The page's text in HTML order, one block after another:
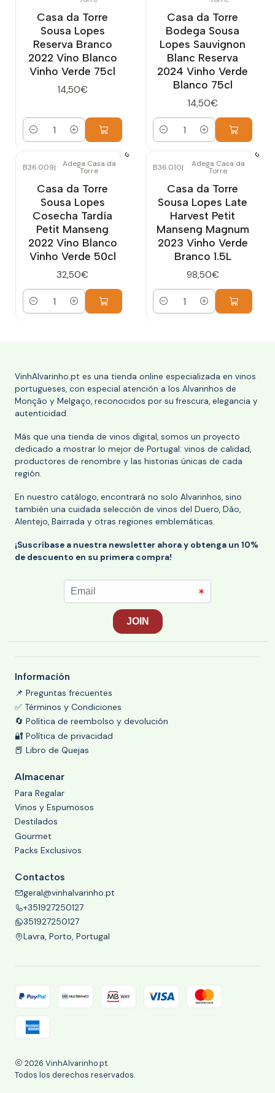
Casa da Torre
Sousa Lopes
Reserva Branco
2022 Vino Blanco
Vinho Verde 75cl
14,50€
Cantidad
Casa da Torre
Bodega Sousa
Lopes Sauvignon
Blanc Reserva
2024 Vinho Verde
Blanco 75cl
14,50€
Cantidad
B36.009| Adega Casa da
Torre
Casa da Torre
Sousa Lopes
Cosecha Tardía
Petit Manseng
2022 Vino Blanco
Vinho Verde 50cl
32,50€
Cantidad
B36.010| Adega Casa da
Torre
Casa da Torre
Sousa Lopes Late
Harvest Petit
Manseng Magnum
2023 Vinho Verde
Branco 1.5L
98,50€
Cantidad
VinhAlvarinho.pt es una tienda online especializada en vinos
portugueses, con especial atención a los Alvarinhos de
Monção y Melgaço, reconocidos por su frescura, elegancia y
autenticidad.
Más que una tienda de vinos digital, somos un proyecto
dedicado a mostrar lo mejor de Portugal: vinos de calidad,
productores de renombre y las historias únicas de cada
región.
En nuestro catálogo, encontrará no solo Alvarinhos, sino
también una cuidada selección de vinos del Duero, Dão,
Alentejo, Bairrada y otras regiones emblemáticas.
¡Suscríbase a nuestra newsletter ahora y obtenga un 10%
de descuento en su primera compra!
Información
📌 Preguntas frecuentes
✅ Términos y Condiciones
🔄 Política de reembolso y devolución
🔐 Política de privacidad
📕 Libro de Quejas
Almacenar
Para Regalar
Vinos y Espumosos
Destilados
Gourmet
Packs Exclusivos
Contactos
geral@vinhalvarinho.pt
+351927250127
351927250127
Lavra, Porto, Portugal
2026 VinhAlvarinho.pt.
Todos los derechos reservados.